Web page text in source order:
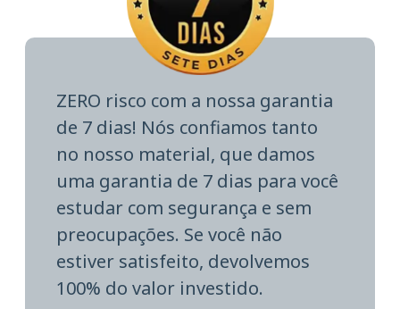
ZERO risco com a nossa garantia
de 7 dias! Nós confiamos tanto
no nosso material, que damos
uma garantia de 7 dias para você
estudar com segurança e sem
preocupações. Se você não
estiver satisfeito, devolvemos
100% do valor investido.